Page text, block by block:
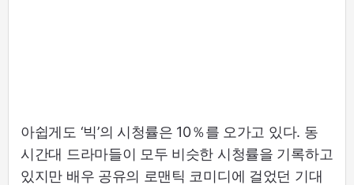
아쉽게도 ‘빅’의 시청률은 10％를 오가고 있다. 동
시간대 드라마들이 모두 비슷한 시청률을 기록하고
있지만 배우 공유의 로맨틱 코미디에 걸었던 기대